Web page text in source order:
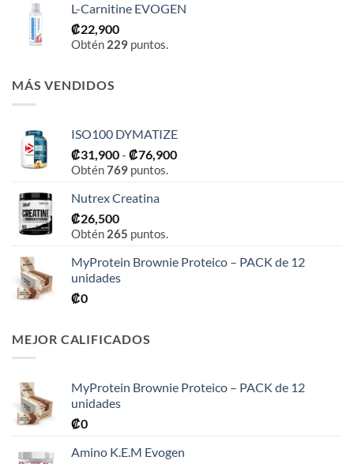
L-Carnitine EVOGEN
₡22,900
Obtén 229 puntos.
MÁS VENDIDOS
ISO100 DYMATIZE
₡31,900- ₡76,900Rango
Obtén769 puntos.
Nutrex Creatina
₡26,500
Obtén 265 puntos.
MyProtein Brownie Proteico – PACK de 12
unidades
₡0
MEJOR CALIFICADOS
MyProtein Brownie Proteico – PACK de 12
unidades
₡0
Amino K.E.M Evogen